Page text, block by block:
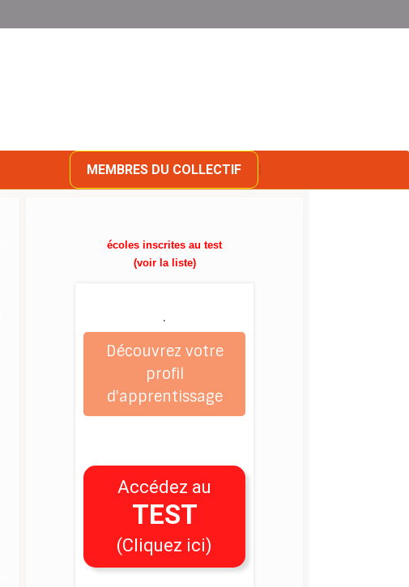
MEMBRES DU COLLECTIF
écoles inscrites au test
(voir la liste)
.
Découvrez votre
profil
d'apprentissage
Accédez au
TEST
(Cliquez ici)